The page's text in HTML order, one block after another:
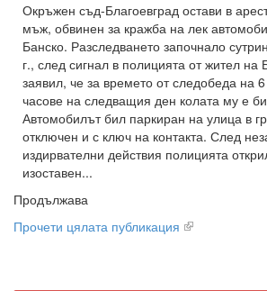
Окръжен съд-Благоевград остави в
мъж, обвинен за кражба на лек
Банско. Разследването започнало
г., след сигнал в полицията от жител
заявил, че за времето от следобеда на
часове на следващия ден колата му е
Автомобилът бил паркиран на улица в
отключен и с ключ на контакта. След
издирвателни действия полицията
изоставен...
Продължава
Прочети цялата публикация